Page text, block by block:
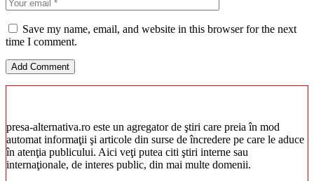
Save my name, email, and website in this browser for the next
time I comment.
presa-alternativa.ro este un agregator de ştiri care preia în mod
automat informaţii şi articole din surse de încredere pe care le aduce
în atenţia publicului. Aici veţi putea citi ştiri interne sau
internaţionale, de interes public, din mai multe domenii.